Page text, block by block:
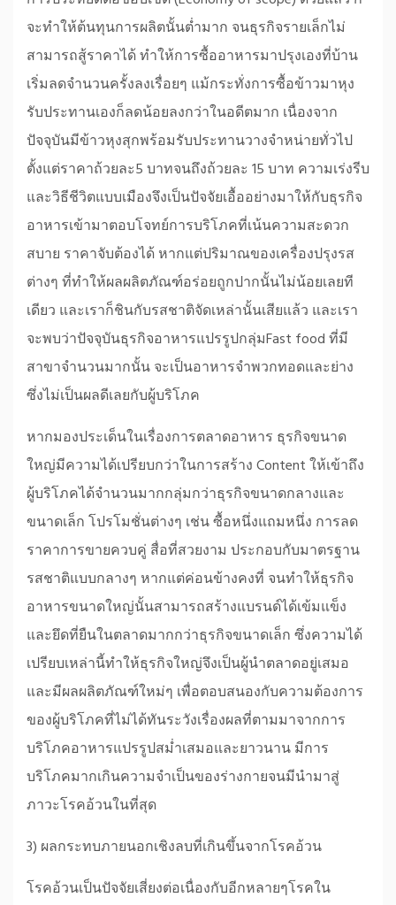
จะทำให้ต้นทุนการผลิตนั้นต่ำมาก จนธุรกิจรายเล็กไม่
สามารถสู้ราคาได้ ทำให้การซื้ออาหารมาปรุงเองที่บ้าน
เริ่มลดจำนวนครั้งลงเรื่อยๆ แม้กระทั่งการซื้อข้าวมาหุง
รับประทานเองก็ลดน้อยลงกว่าในอดีตมาก เนื่องจาก
ปัจจุบันมีข้าวหุงสุกพร้อมรับประทานวางจำหน่ายทั่วไป
ตั้งแต่ราคาถ้วยละ5 บาทจนถึงถ้วยละ 15 บาท ความเร่งรีบ
และวิธีชีวิตแบบเมืองจึงเป็นปัจจัยเอื้ออย่างมาให้กับธุรกิจ
อาหารเข้ามาตอบโจทย์การบริโภคที่เน้นความสะดวก
สบาย ราคาจับต้องได้ หากแต่ปริมาณของเครื่องปรุงรส
ต่างๆ ที่ทำให้ผลผลิตภัณฑ์อร่อยถูกปากนั้นไม่น้อยเลยที
เดียว และเราก็ชินกับรสชาติจัดเหล่านั้นเสียแล้ว และเรา
จะพบว่าปัจจุบันธุรกิจอาหารแปรรูปกลุ่มFast food ที่มี
สาขาจำนวนมากนั้น จะเป็นอาหารจำพวกทอดและย่าง
ซึ่งไม่เป็นผลดีเลยกับผู้บริโภค
หากมองประเด็นในเรื่องการตลาดอาหาร ธุรกิจขนาด
ใหญ่มีความได้เปรียบกว่าในการสร้าง Content ให้เข้าถึง
ผู้บริโภคได้จำนวนมากกลุ่มกว่าธุรกิจขนาดกลางและ
ขนาดเล็ก โปรโมชั่นต่างๆ เช่น ซื้อหนึ่งแถมหนึ่ง การลด
ราคาการขายควบคู่ สื่อที่สวยงาม ประกอบกับมาตรฐาน
รสชาติแบบกลางๆ หากแต่ค่อนข้างคงที่ จนทำให้ธุรกิจ
อาหารขนาดใหญ่นั้นสามารถสร้างแบรนด์ได้เข้มแข็ง
และยึดที่ยืนในตลาดมากกว่าธุรกิจขนาดเล็ก ซึ่งความได้
เปรียบเหล่านี้ทำให้ธุรกิจใหญ่จึงเป็นผู้นำตลาดอยู่เสมอ
และมีผลผลิตภัณฑ์ใหม่ๆ เพื่อตอบสนองกับความต้องการ
ของผู้บริโภคที่ไม่ได้ทันระวังเรื่องผลที่ตามมาจากการ
บริโภคอาหารแปรรูปสม่ำเสมอและยาวนาน มีการ
บริโภคมากเกินความจำเป็นของร่างกายจนมีนำมาสู่
ภาวะโรคอ้วนในที่สุด
3) ผลกระทบภายนอกเชิงลบที่เกินขึ้นจากโรคอ้วน
โรคอ้วนเป็นปัจจัยเสี่ยงต่อเนื่องกับอีกหลายๆโรคใน